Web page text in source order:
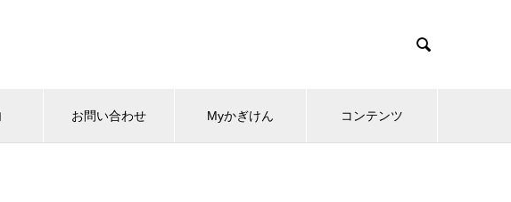

お問い合わせ Myかぎけん コンテンツ